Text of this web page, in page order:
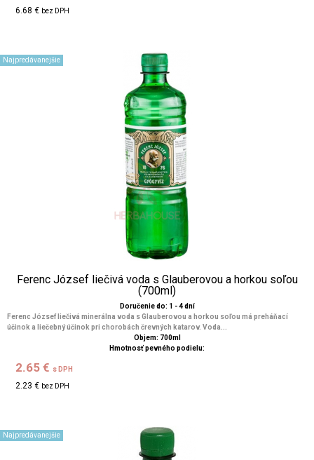
6.68 € bez DPH
Najpredávanejšie
Ferenc József liečivá voda s Glauberovou a horkou soľou
(700ml)
Doručenie do: 1 - 4 dní
Ferenc József liečivá minerálna voda s Glauberovou a horkou soľou má preháňací
účinok a liečebný účinok pri chorobách črevných katarov. Voda...
Objem: 700ml
Hmotnosť pevného podielu:
2.65 € s DPH
2.23 € bez DPH
Najpredávanejšie